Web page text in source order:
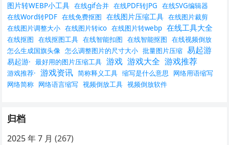
图片转WEBP小工具 在线gif合并 在线PDF转JPG 在线SVG编辑器
在线Word转PDF 在线免费抠图 在线图片压缩工具 在线图片裁剪
在线图片调整大小 在线图片转ico 在线图片转webp 在线工具大全
在线抠图 在线抠图工具 在线智能扣图 在线智能抠图 在线视频倒放
怎么生成国旗头像 怎么调整图片的尺寸大小 批量图片压缩 易起游
易起游· 最好用的图片压缩工具 游戏 游戏大全 游戏推荐
游戏推荐· 游戏资讯 简称释义工具 缩写是什么意思
网络用语缩写
网络简称 网络语言缩写 视频倒放工具 视频倒放软件
归档
2025 年 7 月 (267)